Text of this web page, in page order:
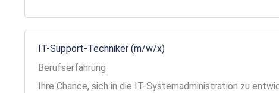
IT-Support-Techniker (m/w/x)
Berufserfahrung
Ihre Chance, sich in die IT-Systemadministration zu